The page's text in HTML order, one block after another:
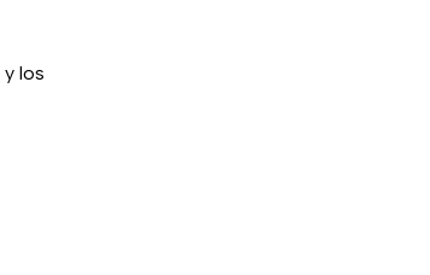
y los